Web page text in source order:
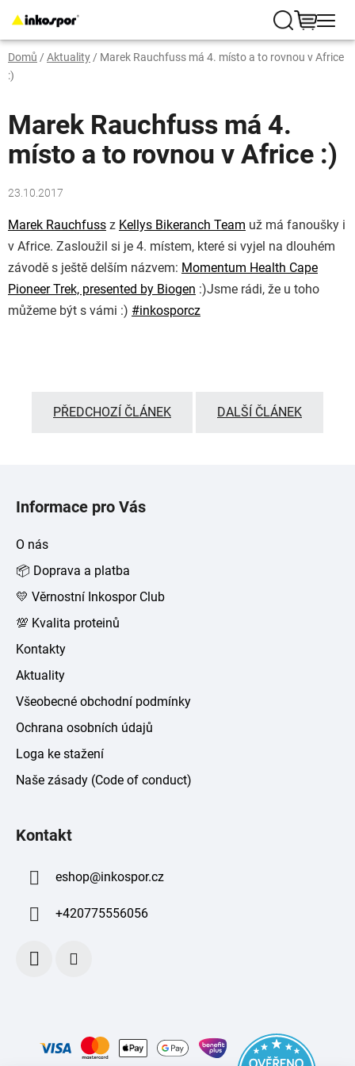
na
obsah
Hledat
KOŠÍK
Domů / Aktuality/ Marek Rauchfuss má 4. místo a to rovnou v Africe
:)
Marek Rauchfuss má 4.
místo a to rovnou v Africe :)
23.10.2017
Marek Rauchfuss z Kellys Bikeranch Team už má fanoušky i
v Africe. Zasloužil si je 4. místem, které si vyjel na dlouhém
závodě s ještě delším názvem: Momentum Health Cape
Pioneer Trek, presented by Biogen :)Jsme rádi, že u toho
můžeme být s vámi :) #inkosporcz
PŘEDCHOZÍ ČLÁNEK DALŠÍ ČLÁNEK
Informace pro Vás
O nás
📦 Doprava a platba
💛 Věrnostní Inkospor Club
💯 Kvalita proteinů
Kontakty
Aktuality
Všeobecné obchodní podmínky
Ochrana osobních údajů
Loga ke stažení
Naše zásady (Code of conduct)
Kontakt
eshop@inkospor.cz
+420775556056